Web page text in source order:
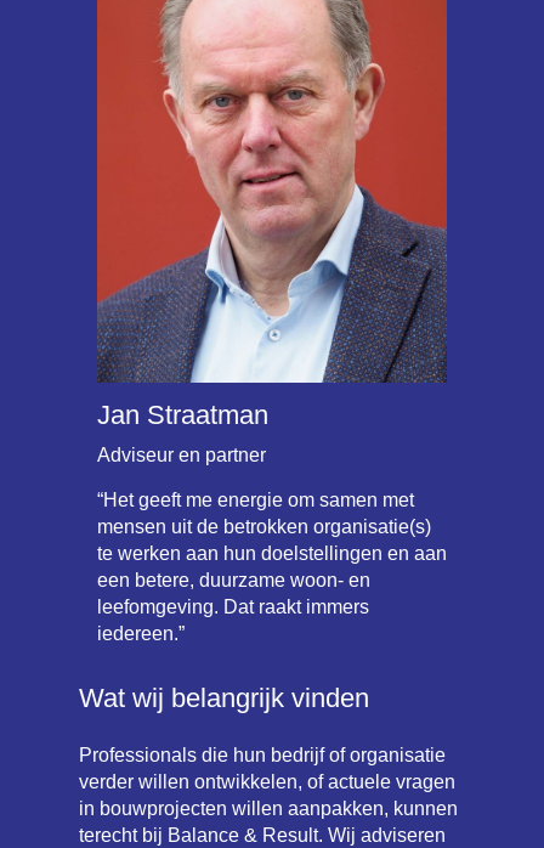
Jan Straatman
Adviseur en partner
“Het geeft me energie om samen met
mensen uit de betrokken organisatie(s)
te werken aan hun doelstellingen en aan
een betere, duurzame woon- en
leefomgeving. Dat raakt immers
iedereen.”
Wat wij belangrijk vinden
Professionals die hun bedrijf of organisatie
verder willen ontwikkelen, of actuele vragen
in bouwprojecten willen aanpakken, kunnen
terecht bij Balance & Result. Wij adviseren